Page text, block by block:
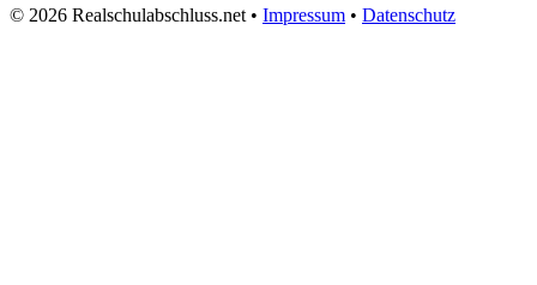
© 2026 Realschulabschluss.net • Impressum • Datenschutz